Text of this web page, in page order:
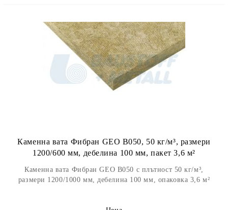
Каменна вата Фибран GEO B050, 50 кг/м³, размери
1200/600 мм, дебелина 100 мм, пакет 3,6 м²
Каменна вата Фибран GEO B050 с плътност 50 кг/м³,
размери 1200/1000 мм, дебелина 100 мм, опаковка 3,6 м²